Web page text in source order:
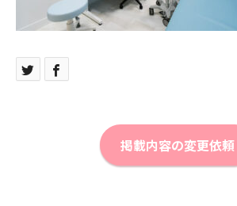
掲載内容の変更依頼